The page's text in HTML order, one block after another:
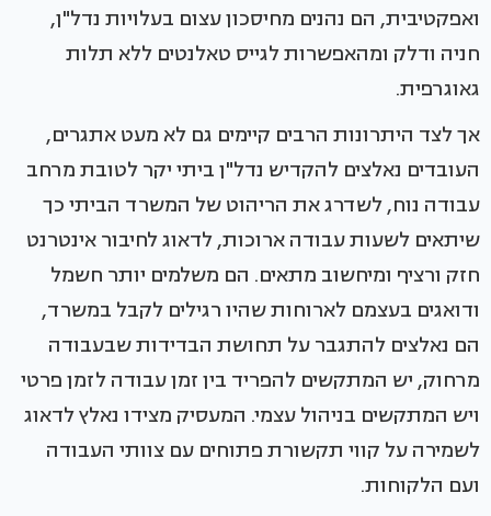
ואפקטיבית, הם נהנים מחיסכון עצום בעלויות נדל"ן,
חניה ודלק ומהאפשרות לגייס טאלנטים ללא תלות
גאוגרפית.
אך לצד היתרונות הרבים קיימים גם לא מעט אתגרים,
העובדים נאלצים להקדיש נדל"ן ביתי יקר לטובת מרחב
עבודה נוח, לשדרג את הריהוט של המשרד הביתי כך
שיתאים לשעות עבודה ארוכות, לדאוג לחיבור אינטרנט
חזק ורציף ומיחשוב מתאים. הם משלמים יותר חשמל
ודואגים בעצמם לארוחות שהיו רגילים לקבל במשרד,
הם נאלצים להתגבר על תחושת הבדידות שבעבודה
מרחוק, יש המתקשים להפריד בין זמן עבודה לזמן פרטי
ויש המתקשים בניהול עצמי. המעסיק מצידו נאלץ לדאוג
לשמירה על קווי תקשורת פתוחים עם צוותי העבודה
ועם הלקוחות.